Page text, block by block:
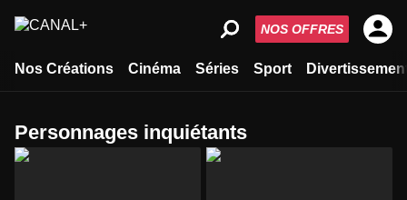
Nos Créations Cinéma Séries Sport
NOS OFFRES
personnages inquiétants